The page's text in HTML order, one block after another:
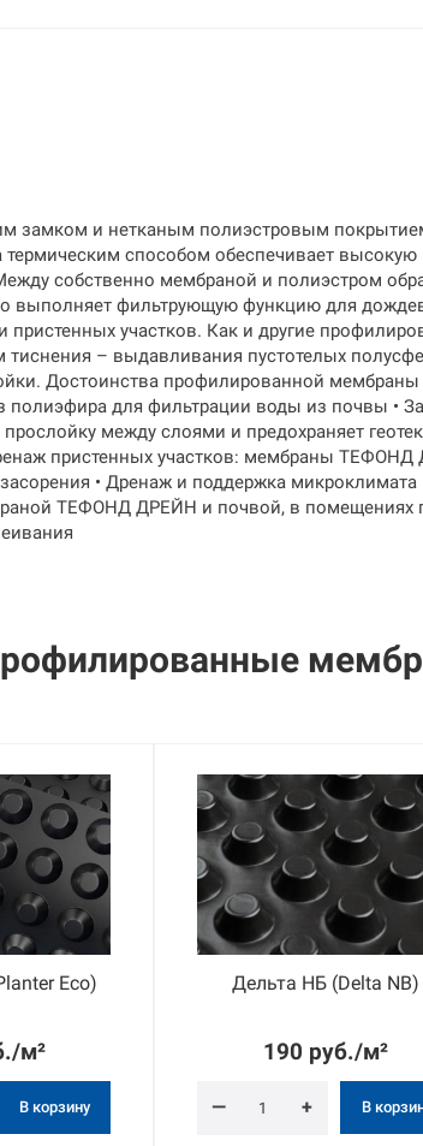
и нетканым полиэстровым
способом обеспечивает высокую
собственно мембраной и полиэстром
выполняет фильтрующую функцию для
участков. Как и другие
– выдавливания пустотелых
Достоинства профилированной
полиэфира для фильтрации воды из почвы •
между слоями и предохраняет
пристенных участков: мембраны ТЕФОНД
• Дренаж и поддержка
ТЕФОНД ДРЕЙН и почвой, в помещениях
Eco)
м²
В корзину
Дельта НБ (Delta NB)
190 руб./м²
— + В